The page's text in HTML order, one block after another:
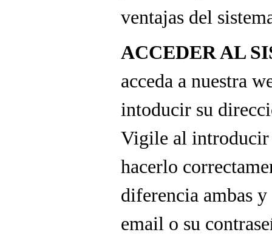
ventajas del
ACCEDER AL
acceda a nuestra
intoducir su
Vigile al introducir
hacerlo
diferencia ambas
email o su